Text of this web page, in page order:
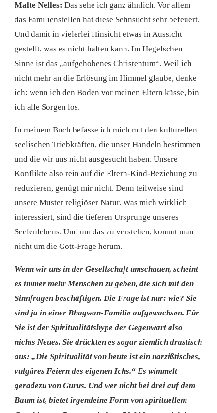
Malte Nelles: Das sehe ich ganz ähnlich. Vor allem
das Familienstellen hat diese Sehnsucht sehr befeuert.
Und damit in vielerlei Hinsicht etwas in Aussicht
gestellt, was es nicht halten kann. Im Hegelschen
Sinne ist das „aufgehobenes Christentum“. Weil ich
nicht mehr an die Erlösung im Himmel glaube, denke
ich: wenn ich den Boden vor meinen Eltern küsse, bin
ich alle Sorgen los.
In meinem Buch befasse ich mich mit den kulturellen
seelischen Triebkräften, die unser Handeln bestimmen
und die wir uns nicht ausgesucht haben. Unsere
Konflikte also rein auf die Eltern-Kind-Beziehung zu
reduzieren, genügt mir nicht. Denn teilweise sind
unsere Muster religiöser Natur. Was mich wirklich
interessiert, sind die tieferen Ursprünge unseres
Seelenlebens. Und um das zu verstehen, kommt man
nicht um die Gott-Frage herum.
Wenn wir uns in der Gesellschaft umschauen, scheint
es immer mehr Menschen zu geben, die sich mit den
Sinnfragen beschäftigen. Die Frage ist nur: wie? Sie
sind ja in einer Bhagwan-Familie aufgewachsen. Für
Sie ist der Spiritualitätshype der Gegenwart also
nichts Neues. Sie drückten es sogar ziemlich drastisch
aus: „Die Spiritualität von heute ist ein narzißtisches,
vulgäres Feiern des eigenen Ichs.“ Es wimmelt
geradezu von Gurus. Und wer nicht bei drei auf dem
Baum ist, bietet irgendeine Form von spirituellem